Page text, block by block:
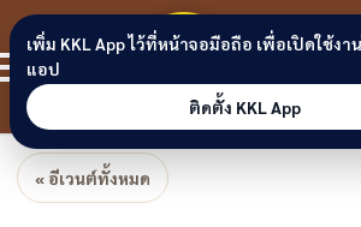
Skip to content
ขอนแ
ลิง
« อีเวนต์ทั้งหมด
เพิ่ม KKL App ไว้ที่หน้าจอมือถือ เพื่อเปิดใช้งา
แอป
ติดตั้ง KKL App